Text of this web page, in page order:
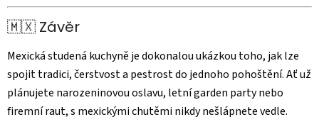
🇲🇽 Závěr
Mexická studená kuchyně je dokonalou ukázkou toho, jak lze
spojit tradici, čerstvost a pestrost do jednoho pohoštění. Ať už
plánujete narozeninovou oslavu, letní garden party nebo
firemní raut, s mexickými chutěmi nikdy nešlápnete vedle.